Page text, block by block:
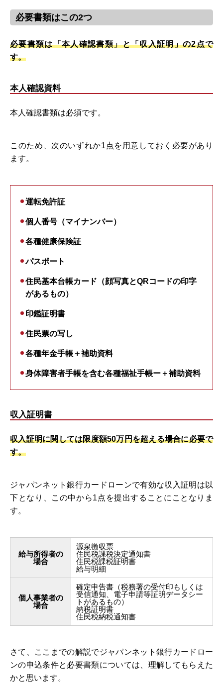
必要書類はこの2つ
必要書類は「本人確認書類」と「収入証明」の2点で
す。
本人確認資料
本人確認書類は必須です。
このため、次のいずれか1点を用意しておく必要があり
ます。
運転免許証
個人番号（マイナンバー）
各種健康保険証
パスポート
住民基本台帳カード（顔写真とQRコードの印字
があるもの）
印鑑証明書
住民票の写し
各種年金手帳＋補助資料
身体障害者手帳を含む各種福祉手帳ー＋補助資料
収入証明書
収入証明に関しては限度額50万円を超える場合に必要で
す。
ジャパンネット銀行カードローンで有効な収入証明は以
下となり、この中から1点を提出することにことなりま
す。
給与所得者の
場合
源泉徴収票
住民税課税決定通知書
住民税課税証明書
給与明細
個人事業者の
場合
確定申告書（税務署の受付印もしくは
受信通知、電子申請等証明データシー
トがあるもの）
納税証明書
住民税納税通知書
さて、ここまでの解説でジャパンネット銀行カードロー
ンの申込条件と必要書類については、理解してもらえた
かと思います。